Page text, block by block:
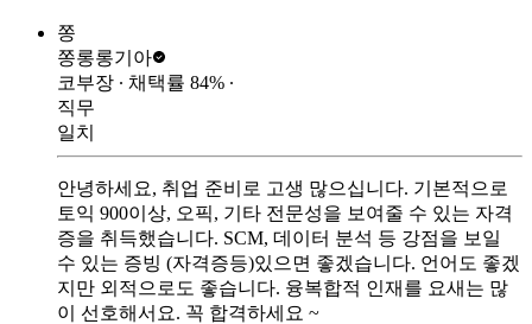
쫑
쫑롱롱기아
코부장 ∙ 채택률 84% ∙
직무
일치
안녕하세요, 취업 준비로 고생 많으십니다. 기본적으로
토익 900이상, 오픽, 기타 전문성을 보여줄 수 있는 자격
증을 취득했습니다. SCM, 데이터 분석 등 강점을 보일
수 있는 증빙 (자격증등)있으면 좋겠습니다. 언어도 좋겠
지만 외적으로도 좋습니다. 융복합적 인재를 요새는 많
이 선호해서요. 꼭 합격하세요 ~